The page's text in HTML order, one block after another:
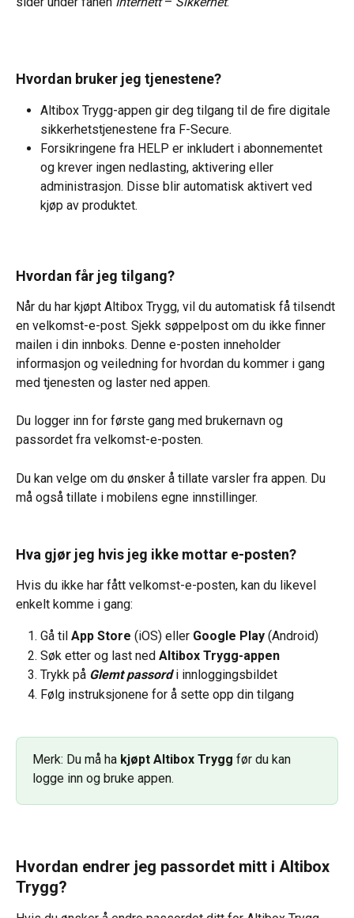
Hvordan bruker jeg tjenestene?
Altibox Trygg-appen gir deg tilgang til de fire digitale
sikkerhetstjenestene fra F-Secure.
Forsikringene fra HELP er inkludert i abonnementet
og krever ingen nedlasting, aktivering eller
administrasjon. Disse blir automatisk aktivert ved
kjøp av produktet.
Hvordan får jeg tilgang?
Når du har kjøpt Altibox Trygg, vil du automatisk få tilsendt
en velkomst-e-post. Sjekk søppelpost om du ikke finner
mailen i din innboks. Denne e-posten inneholder
informasjon og veiledning for hvordan du kommer i gang
med tjenesten og laster ned appen.
Du logger inn for første gang med brukernavn og
passordet fra velkomst-e-posten.
Du kan velge om du ønsker å tillate varsler fra appen. Du
må også tillate i mobilens egne innstillinger.
Hva gjør jeg hvis jeg ikke mottar e-posten?
Hvis du ikke har fått velkomst-e-posten, kan du likevel
enkelt komme i gang:
Gå til App Store (iOS) eller Google Play (Android)
Søk etter og last ned Altibox Trygg-appen
Trykk på Glemt passord i innloggingsbildet
Følg instruksjonene for å sette opp din tilgang
Merk: Du må ha kjøpt Altibox Trygg før du kan
logge inn og bruke appen.
Hvordan endrer jeg passordet mitt i Altibox
Trygg?